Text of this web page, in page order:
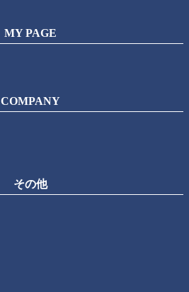
MY PAGE
COMPANY
その他